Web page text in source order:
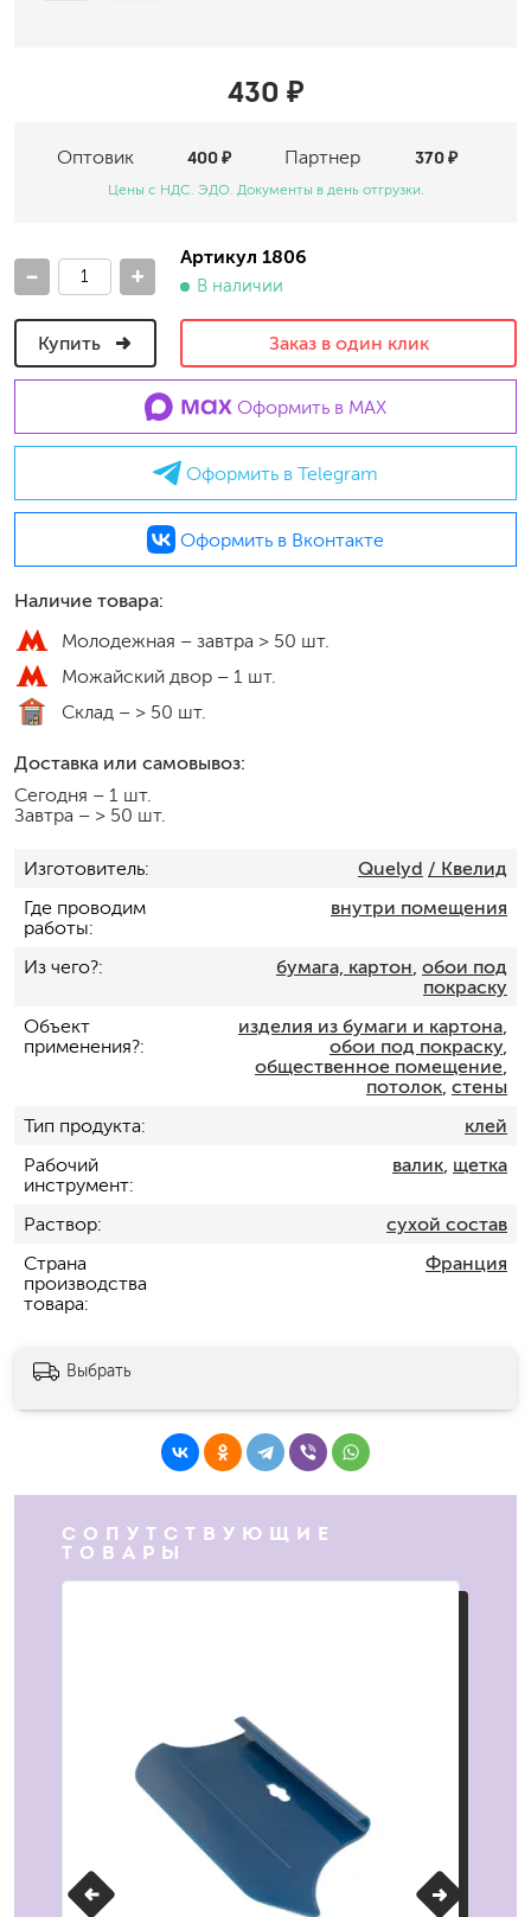
430 ₽
Оптовик Партнер
400 ₽ 370 ₽
Цены с НДС. ЭДО. Документы в день отгрузки.
- +
Артикул 1806
В наличии
Купить Заказ в один клик
Оформить в MAX
Оформить в Telegram
Оформить в Вконтакте
Наличие товара:
Молодежная – завтра > 50 шт.
Можайский двор – 1 шт.
Склад – > 50 шт.
Доставка или самовывоз:
Сегодня – 1 шт.
Завтра – > 50 шт.
Изготовитель Quelyd / Квелид
Где проводим
работы
внутри помещения
Из чего? бумага, картон обои под
покраску
Объект
применения?
изделия из бумаги и картона,
обои под покраску,
общественное помещение,
потолок, стены
Тип продукта
клей
Рабочий
инструмент
валик, щетка
Раствор
сухой состав
Страна
производства
товара
Франция
Выбрать
СОПУТСТВУЮЩИЕ
ТОВАРЫ